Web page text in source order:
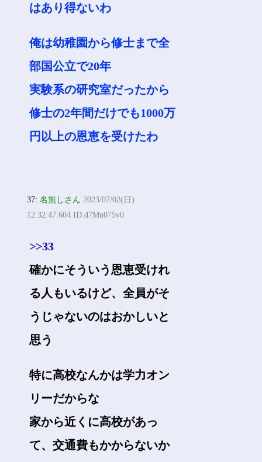
はあり得ないわ
俺は幼稚園から修士まで全
部国公立で20年
実験系の研究室だったから
修士の2年間だけでも1000万
円以上の恩恵を受けたわ
37:名無しさん 2023/07/02(日)
12:32:47.604 ID:d7Mn075v0
>>33
確かにそういう恩恵受けれ
る人もいるけど、全員がそ
うじゃないのはおかしいと
思う
特に高校なんかは学力オン
リーだからな
家から近くに高校があっ
て、交通費もかからないか